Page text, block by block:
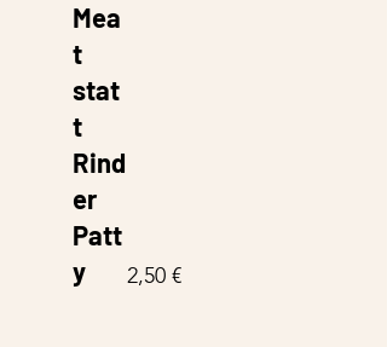
Mea
t
stat
t
Rind
er
Patt
y
2,50 €